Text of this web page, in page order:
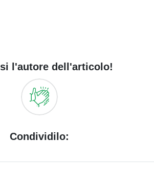
l'autore dell'articolo!
Condividilo: